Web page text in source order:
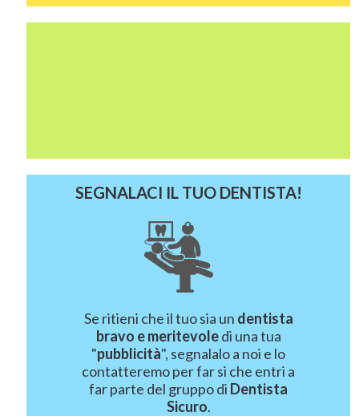
SEGNALACI IL TUO DENTISTA!
Se ritieni che il tuo sia un dentista
bravo e meritevoledi una tua
"pubblicità", segnalalo a noi e lo
contatteremo per far si che entri a
far parte del gruppo di Dentista
Sicuro.